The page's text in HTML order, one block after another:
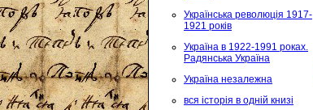
Українська революція 1917-
1921 років
Україна в 1922-1991 роках.
Радянська Україна
Україна незалежна
вся історія в одній книзі